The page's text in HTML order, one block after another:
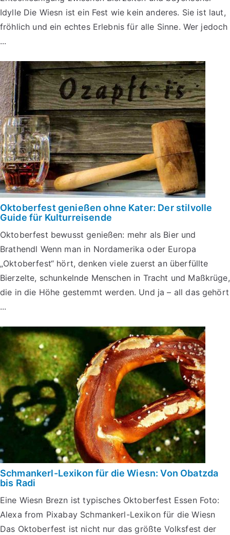
Idylle Die Wiesn ist ein Fest wie kein anderes. Sie ist laut,
fröhlich und ein echtes Erlebnis für alle Sinne. Wer jedoch
...
Oktoberfest genießen ohne Kater: Der stilvolle
Guide für Kulturreisende
Oktoberfest bewusst genießen: mehr als Bier und
Brathendl Wenn man in Nordamerika oder Europa
„Oktoberfest“ hört, denken viele zuerst an überfüllte
Bierzelte, schunkelnde Menschen in Tracht und Maßkrüge,
die in die Höhe gestemmt werden. Und ja – all das gehört
...
Schmankerl-Lexikon für die Wiesn: Von Obatzda
bis Radi
Eine Wiesn Brezn ist typisches Oktoberfest Essen Foto:
Alexa from Pixabay Schmankerl-Lexikon für die Wiesn
Das Oktoberfest ist nicht nur das größte Volksfest der